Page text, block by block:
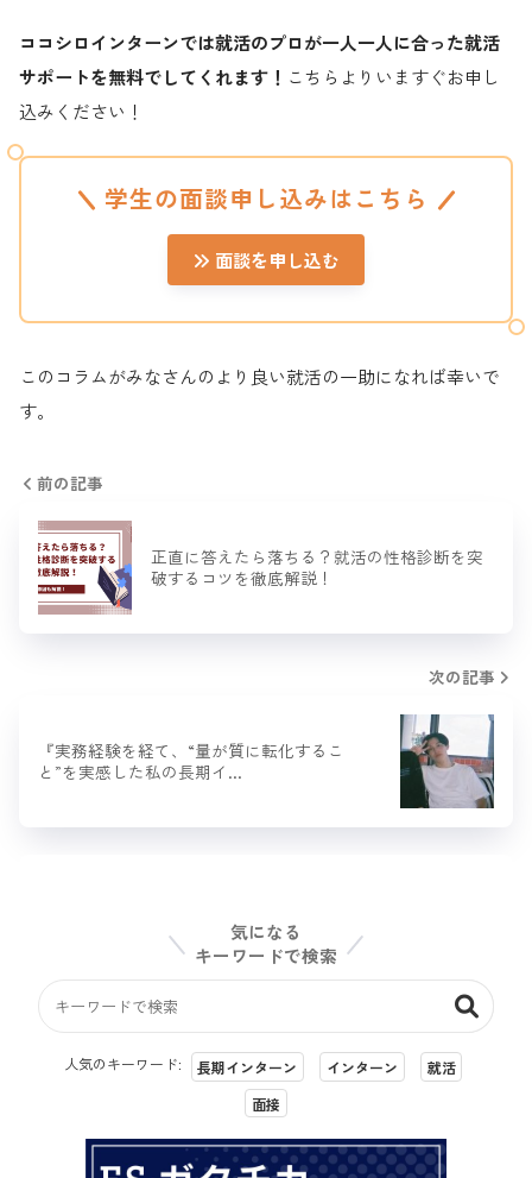
ココシロインターンでは就活のプロが一人一人に合った就活
サポートを無料でしてくれます！ こちらよりいますぐお申し
込みください！
学生の面談申し込みはこちら
面談を申し込む
このコラムがみなさんのより良い就活の一助になれば幸いで
す。
前の記事
正直に答えたら落ちる？就活の性格診断を突
破するコツを徹底解説！
次の記事
『実務経験を経て、“量が質に転化するこ
と”を実感した私の長期イ…
気になる
キーワードで検索
人気のキーワード: 長期インターン インターン
就活
面接